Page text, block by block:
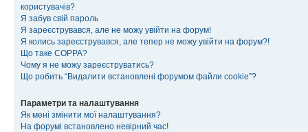
користувачів?
Я забув свій пароль
Я зареєструвався, але не можу увійти на форум!
Я колись зареєструвався, але тепер не можу увійти на форум?!
Що таке COPPA?
Чому я не можу зареєструватись?
Що робить “Видалити встановлені форумом файли cookie”?
Параметри та налаштування
Як мені змінити мої налаштування?
На форумі встановлено невірний час!